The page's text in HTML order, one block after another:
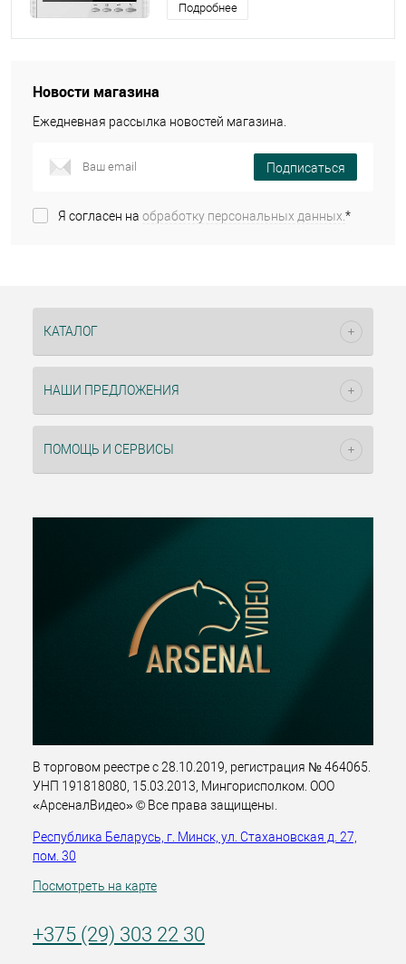
Подробнее
Новости магазина
Ежедневная рассылка новостей магазина.
Подписаться
Я согласен на обработку персональных данных.*
КАТАЛОГ
НАШИ ПРЕДЛОЖЕНИЯ
ПОМОЩЬ И СЕРВИСЫ
В торговом реестре с 28.10.2019, регистрация № 464065.
УНП 191818080, 15.03.2013, Мингорисполком. ООО
«АрсеналВидео» © Все права защищены.
Республика Беларусь, г. Минск, ул. Стахановская д. 27,
пом. 30
Посмотреть на карте
+375 (29) 303 22 30